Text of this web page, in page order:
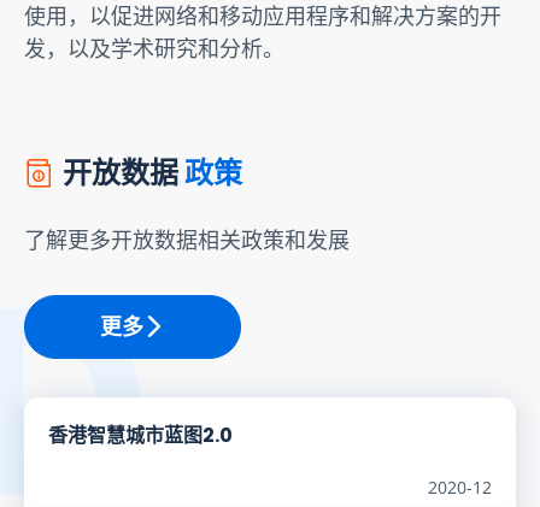
使用，以促进网络和移动应用程序和解决方案的开
发，以及学术研究和分析。
开放数据政策
了解更多开放数据相关政策和发展
更多
香港智慧城市蓝图2.0
2020-12